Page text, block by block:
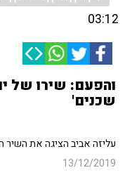
03:12
והפעם: שירו של
שכנים'
עליזה אביב הציגה את השיר
13/12/2019